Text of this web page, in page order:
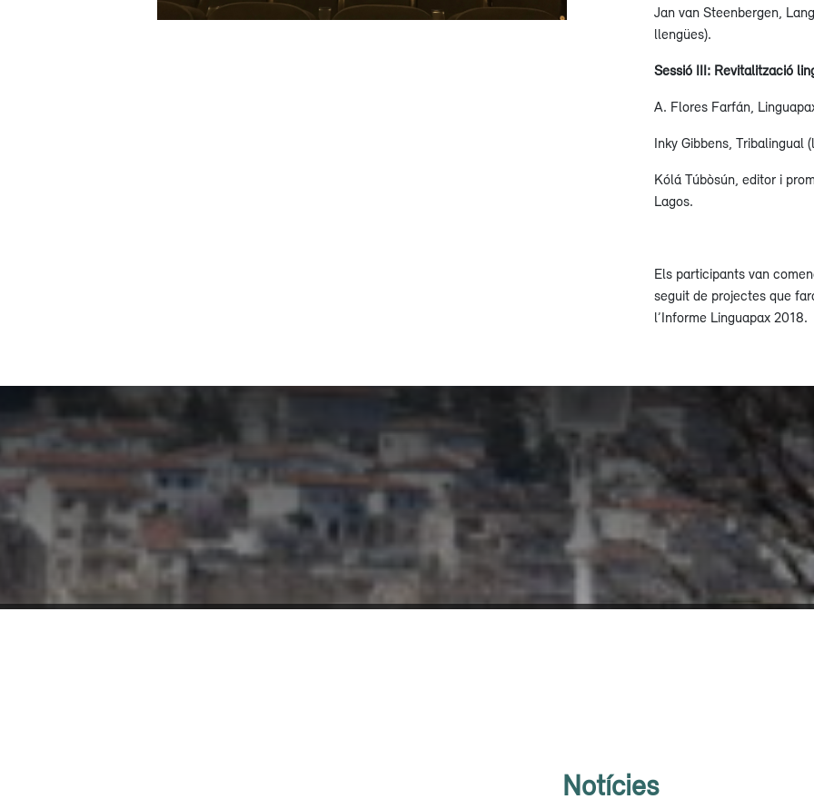
Jan van Steenbergen,
llengües).
Sessió III: Revitalització
A. Flores Farfán,
Inky Gibbens, Tribalingual
Kólá Túbòsún, editor i
Lagos.
Els participants van
seguit de projectes que
l’Informe Linguapax 2018.
Notícies